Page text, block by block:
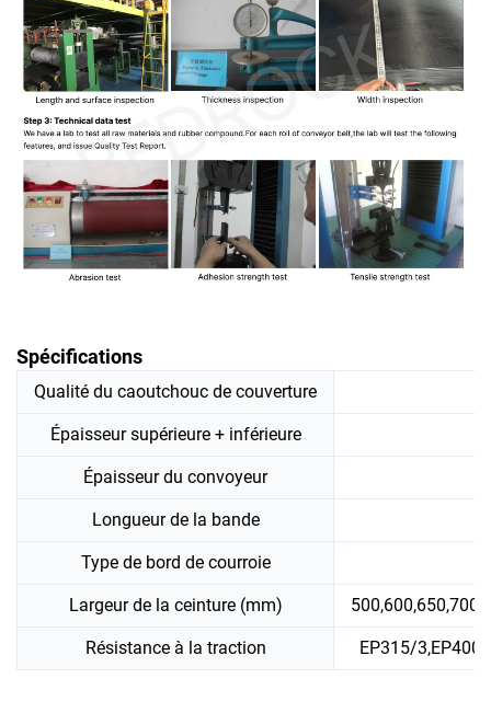
Spécifications
Qualité du caoutchouc de couverture
Épaisseur supérieure + inférieure
Épaisseur du convoyeur
Longueur de la bande
Type de bord de courroie
Largeur de la ceinture (mm)
Résistance à la traction EP315/